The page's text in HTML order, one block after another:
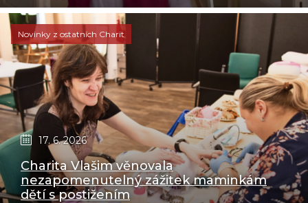
Novinky z ostatních Charit
17. 6. 2026
Charita Vlašim věnovala
nezapomenutelný zážitek maminkám
dětí s postižením